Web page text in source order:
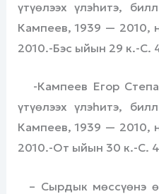
үтүөлээх үлэһитэ,
Кампеев, 1939 — 2010,
2010.-Бэс ыйын 29 к.-С.
-Кампеев Егор
үтүөлээх үлэһитэ,
Кампеев, 1939 — 2010,
2010.-От ыйын 30 к.-С.
– Сырдык мөссүөнэ